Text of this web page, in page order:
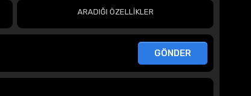
ARADIĞI ÖZELLİKLER